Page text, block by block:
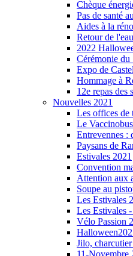
Chèque
Pas de santé
Aides à la
Retour de
2022
Cérémonie
Expo de
Hommage à
12e repas des
Nouvelles 2021
Les offices de
Le
Entrevennes :
Paysans de
Estivales 2021
Convention
Attention aux
Soupe au
Les Estivales
Les Estivales
Vélo Passion
Jilo,
11-Novembre